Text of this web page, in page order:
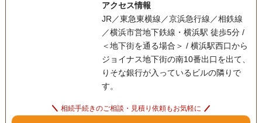
アクセス情報
JR／東急東横線／京浜急行線／相鉄線
／横浜市営地下鉄線・横浜駅 徒歩5分 /
＜地下街を通る場合＞ / 横浜駅西口から
ジョイナス地下街の南10番出口を出て、
りそな銀行が入っているビルの隣りで
す。
相続手続きのご相談・見積り依頼もお気軽に